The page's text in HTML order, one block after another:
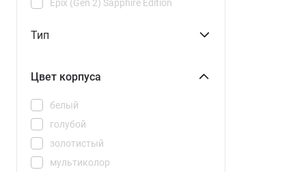
Epix (Gen 2) Sapphire Edition
Watch 2 Pro
Watch 3 Pro
Тип
Цвет корпуса
белый
голубой
золотистый
мультиколор